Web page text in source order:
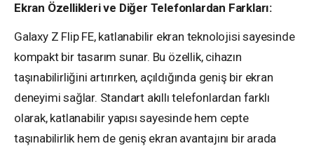
Ekran Özellikleri ve Diğer Telefonlardan Farkları:
Galaxy Z Flip FE, katlanabilir ekran teknolojisi sayesinde
kompakt bir tasarım sunar. Bu özellik, cihazın
taşınabilirliğini artırırken, açıldığında geniş bir ekran
deneyimi sağlar. Standart akıllı telefonlardan farklı
olarak, katlanabilir yapısı sayesinde hem cepte
taşınabilirlik hem de geniş ekran avantajını bir arada